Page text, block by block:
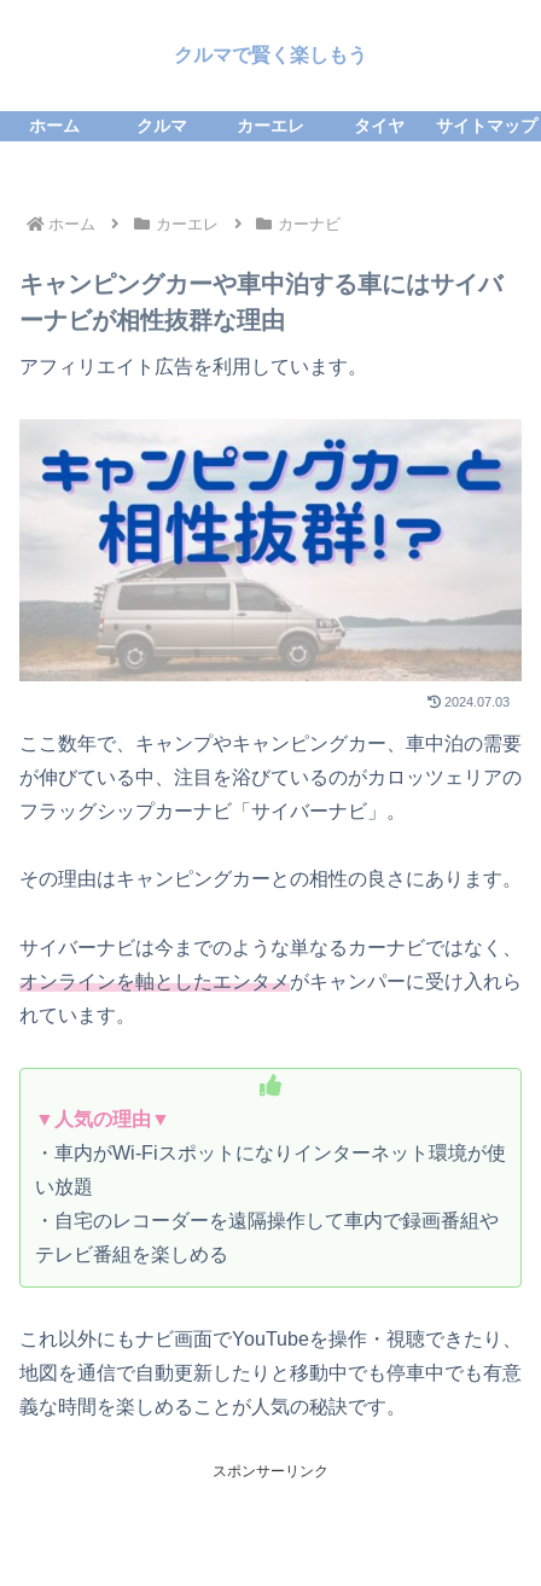
クルマで賢く楽しもう
ホーム クルマ カーエレ タイヤ サイトマップ
ホーム カーエレ カーナビ
キャンピングカーや車中泊する車にはサイバ
ーナビが相性抜群な理由
アフィリエイト広告を利用しています。
2024.07.03
ここ数年で、キャンプやキャンピングカー、車中泊の需要
が伸びている中、注目を浴びているのがカロッツェリアの
フラッグシップカーナビ「サイバーナビ」。
その理由はキャンピングカーとの相性の良さにあります。
サイバーナビは今までのような単なるカーナビではなく、
オンラインを軸としたエンタメがキャンパーに受け入れら
れています。
▼人気の理由▼
・車内がWi-Fiスポットになりインターネット環境が使
い放題
・自宅のレコーダーを遠隔操作して車内で録画番組や
テレビ番組を楽しめる
これ以外にもナビ画面でYouTubeを操作・視聴できたり、
地図を通信で自動更新したりと移動中でも停車中でも有意
義な時間を楽しめることが人気の秘訣です。
スポンサーリンク